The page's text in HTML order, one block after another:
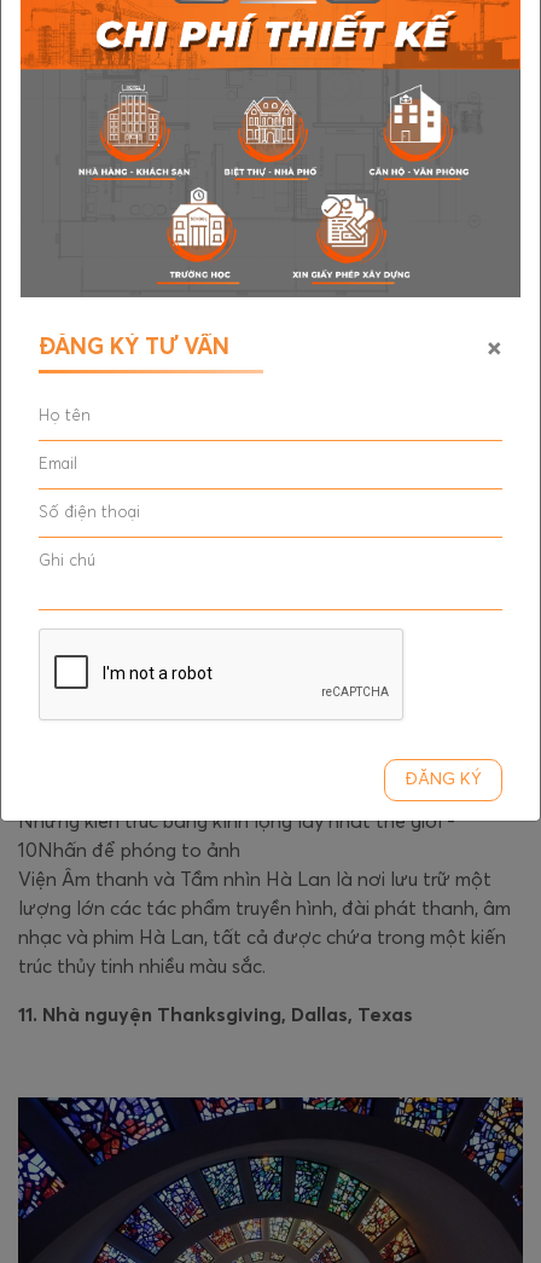
Những kiến trúc bằng kính lộng lẫy nhất thế giới - 9Nhấn
để phóng to ảnh
Trung tâm văn hóa Chicago là một trong những điểm thu
hút truy cập thường xuyên nhất trong thành phố, nhờ
các triển lãm miễn phí và trần vòm bằng kính Tiffany lớn
Những kiến trúc bằng kính lộng lẫy nhất thế giới -
10Nhấn để phóng to ảnh
Viện Âm thanh và Tầm nhìn Hà Lan là nơi lưu trữ một
lượng lớn các tác phẩm truyền hình, đài phát thanh, âm
nhạc và phim Hà Lan, tất cả được chứa trong một kiến
trúc thủy tinh nhiều màu sắc.
11. Nhà nguyện Thanksgiving, Dallas, Texas
×
ĐĂNG KÝ TƯ VẤN
ĐĂNG KÝ